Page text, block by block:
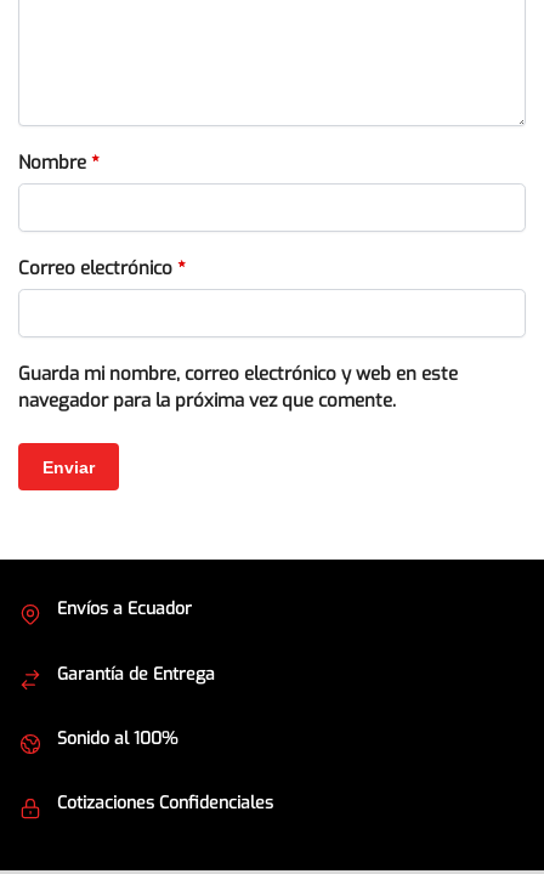
Nombre *
Correo electrónico *
Guarda mi nombre, correo electrónico y web en este
navegador para la próxima vez que comente.
Envíos a Ecuador
Garantía de Entrega
Sonido al 100%
Cotizaciones Confidenciales